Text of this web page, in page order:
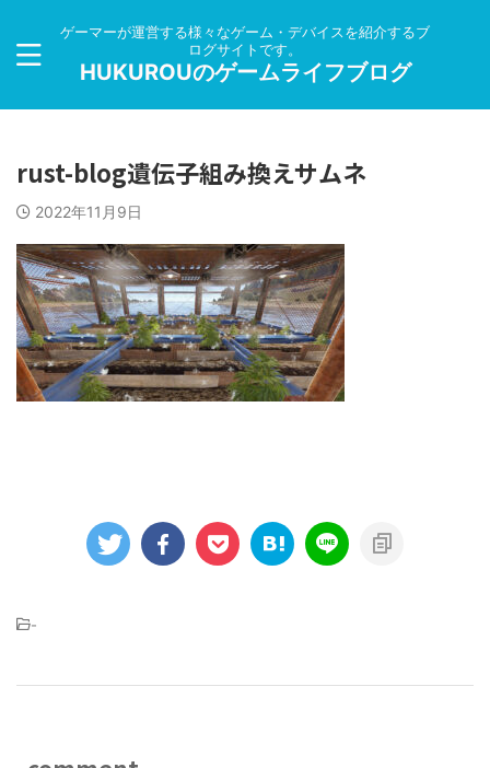
ゲーマーが運営する様々なゲーム・デバイスを紹介するブ
ログサイトです。
HUKUROUのゲームライフブログ
rust-blog遺伝子組み換えサムネ
2022年11月9日
-